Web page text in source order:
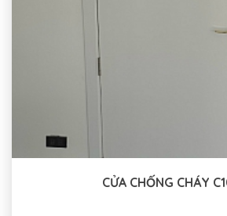
CỬA CHỐNG CHÁY